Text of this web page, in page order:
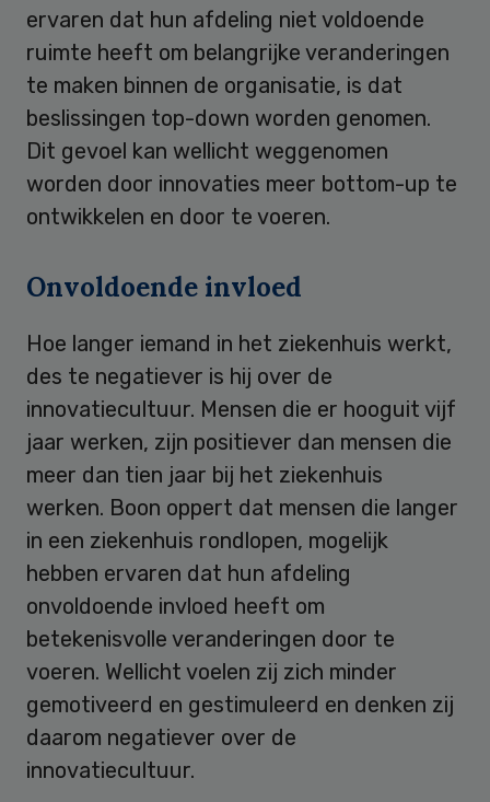
ervaren dat hun afdeling niet voldoende
ruimte heeft om belangrijke veranderingen
te maken binnen de organisatie, is dat
beslissingen top-down worden genomen.
Dit gevoel kan wellicht weggenomen
worden door innovaties meer bottom-up te
ontwikkelen en door te voeren.
Onvoldoende invloed
Hoe langer iemand in het ziekenhuis werkt,
des te negatiever is hij over de
innovatiecultuur. Mensen die er hooguit vijf
jaar werken, zijn positiever dan mensen die
meer dan tien jaar bij het ziekenhuis
werken. Boon oppert dat mensen die langer
in een ziekenhuis rondlopen, mogelijk
hebben ervaren dat hun afdeling
onvoldoende invloed heeft om
betekenisvolle veranderingen door te
voeren. Wellicht voelen zij zich minder
gemotiveerd en gestimuleerd en denken zij
daarom negatiever over de
innovatiecultuur.